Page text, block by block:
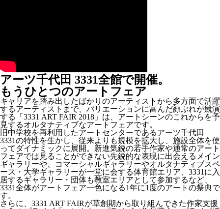
アーツ千代田 3331全館で開催。
もうひとつのアートフェア
キャリアを踏み出したばかりのアーティストから多方面で活躍
するアーティストまで、バリエーションに富んだ顔ぶれが競演
する「3331 ART FAIR 2018」は、アートシーンのこれからを予
見するオルタナティブなアートフェアです。
旧中学校を再利用したアートセンターであるアーツ千代田
3331の特性を生かし、従来よりも規模を拡大し、施設全体を使
ってダイナミックに展開。新進気鋭の若手作家や通常のアート
フェアでは見ることができない先鋭的な表現に出会えるメイン
ギャラリーや、コマーシャルギャラリーやオルタナティブスペ
ース・大学ギャラリーが一堂に会する体育館エリア、3331に入
居するギャラリー・団体も教室エリアとして参加するなど、
3331全体がアートフェア一色になる1年に1度のアートの祭典で
す。
さらに、3331 ART FAIRが草創期から取り組んできた作家支援